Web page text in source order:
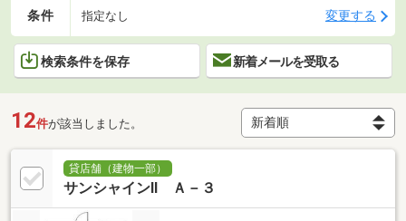
条件 指定なし 変更する
検索条件を保存 新着メールを受取る
12件が該当しました。
貸店舗（建物一部）
サンシャインⅡ Ａ－３